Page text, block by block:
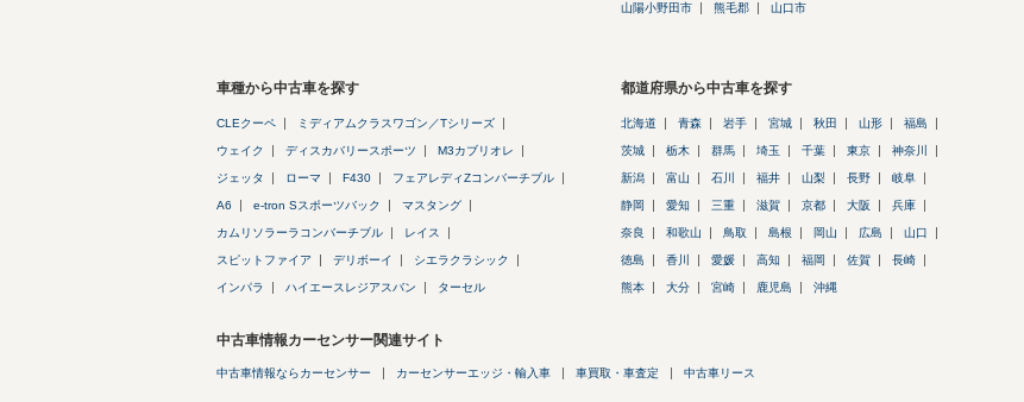
山陽小野田市 熊毛郡 山口市
車種から中古車を探す
CLEクーペ ミディアムクラスワゴン／Tシリーズ
ウェイク ディスカバリースポーツ M3カブリオレ
ジェッタ ローマ F430 フェアレディZコンバーチブル
A6 e-tron Sスポーツバック マスタング
カムリソラーラコンバーチブル レイス
スピットファイア デリボーイ シエラクラシック
インパラ ハイエースレジアスバン ターセル
都道府県から中古車を探す
北海道 青森 岩手 宮城 秋田 山形 福島
茨城 栃木 群馬 埼玉 千葉 東京 神奈川
新潟 富山 石川 福井 山梨 長野 岐阜
静岡 愛知 三重 滋賀 京都 大阪 兵庫
奈良 和歌山 鳥取 島根 岡山 広島 山口
徳島 香川 愛媛 高知 福岡 佐賀 長崎
熊本 大分 宮崎 鹿児島 沖縄
中古車情報カーセンサー関連サイト
中古車情報ならカーセンサー カーセンサーエッジ・輸入車 車買取・車査定 中古車リース